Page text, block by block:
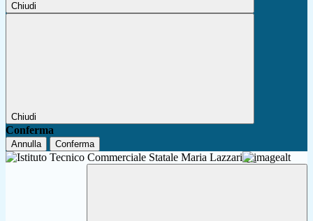
Chiudi
Chiudi
Conferma
Annulla Conferma